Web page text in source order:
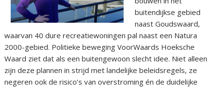
buitendijkse gebied
naast Goudswaard,
waarvan 40 dure recreatiewoningen pal naast een Natura
2000-gebied. Politieke beweging VoorWaards Hoeksche
Waard ziet dat als een buitengewoon slecht idee. Niet alleen
zijn deze plannen in strijd met landelijke beleidsregels, ze
negeren ook de risico’s van overstroming én de duidelijke